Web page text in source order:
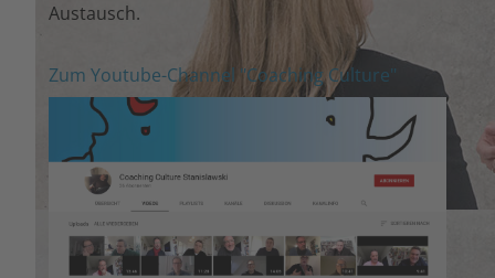
Austausch.
Zum Youtube-Channel "Coaching Culture"